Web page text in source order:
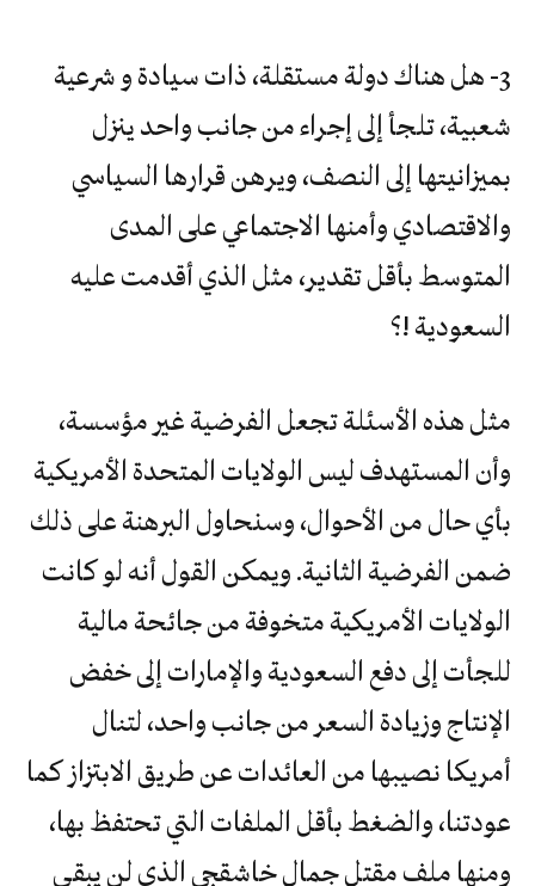
3- هل هناك دولة مستقلة، ذات سيادة و شرعية
شعبية، تلجأ إلى إجراء من جانب واحد ينزل
بميزانيتها إلى النصف، ويرهن قرارها السياسي
والاقتصادي وأمنها الاجتماعي على المدى
المتوسط بأقل تقدير، مثل الذي أقدمت عليه
السعودية !؟
مثل هذه الأسئلة تجعل الفرضية غير مؤسسة،
وأن المستهدف ليس الولايات المتحدة الأمريكية
بأي حال من الأحوال، وسنحاول البرهنة على ذلك
ضمن الفرضية الثانية. ويمكن القول أنه لو كانت
الولايات الأمريكية متخوفة من جائحة مالية
للجأت إلى دفع السعودية والإمارات إلى خفض
الإنتاج وزيادة السعر من جانب واحد، لتنال
أمريكا نصيبها من العائدات عن طريق الابتزاز كما
عودتنا، والضغط بأقل الملفات التي تحتفظ بها،
ومنها ملف مقتل جمال خاشقجي الذي لن يبقي